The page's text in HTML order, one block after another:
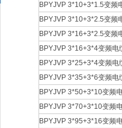
BPYJVP 3*10+3*1.5变频
BPYJVP 3*10+3*2.5变频
BPYJVP 3*16+3*2.5变频
BPYJVP 3*16+3*4变频电
BPYJVP 3*25+3*4变频电
BPYJVP 3*35+3*6变频电
BPYJVP 3*50+3*10变频
BPYJVP 3*70+3*10变频
BPYJVP 3*95+3*16变频